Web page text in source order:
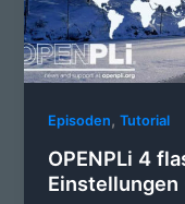
Episoden,Tutorial
OPENPLi 4
Einstellungen